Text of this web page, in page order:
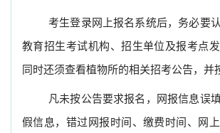
考生登录网上报名系统后，务必要
教育招生考试机构、招生单位及报考点发
同时还须查看植物所的相关招考公告，并
凡未按公告要求报名，网报信息误
假信息，错过网报时间、缴费时间、网